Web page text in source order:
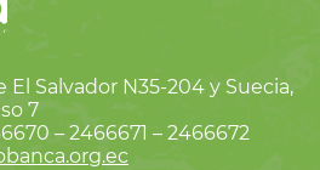
Salvador N35-204 y Suecia,
7
– 2466671 – 2466672